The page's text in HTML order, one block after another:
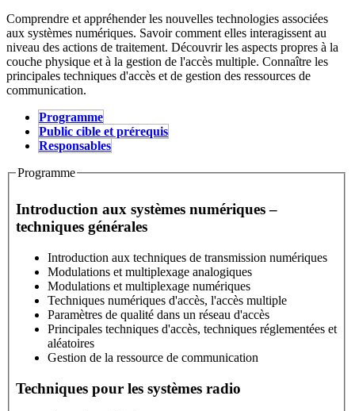
Comprendre et appréhender les nouvelles technologies associées
aux systèmes numériques. Savoir comment elles interagissent au
niveau des actions de traitement. Découvrir les aspects propres à la
couche physique et à la gestion de l'accès multiple. Connaître les
principales techniques d'accès et de gestion des ressources de
communication.
Stage
Programme
Public cible et prérequis
Responsables
Programme
Introduction aux systèmes numériques –
techniques générales
Introduction aux techniques de transmission numériques
Modulations et multiplexage analogiques
Modulations et multiplexage numériques
Techniques numériques d'accès, l'accès multiple
Paramètres de qualité dans un réseau d'accès
Principales techniques d'accès, techniques réglementées et
aléatoires
Gestion de la ressource de communication
Techniques pour les systèmes radio